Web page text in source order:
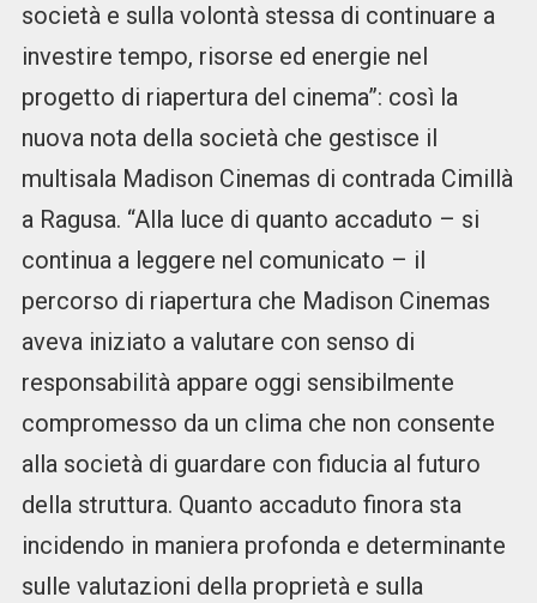
società e sulla volontà stessa di continuare a
investire tempo, risorse ed energie nel
progetto di riapertura del cinema”: così la
nuova nota della società che gestisce il
multisala Madison Cinemas di contrada Cimillà
a Ragusa. “Alla luce di quanto accaduto – si
continua a leggere nel comunicato – il
percorso di riapertura che Madison Cinemas
aveva iniziato a valutare con senso di
responsabilità appare oggi sensibilmente
compromesso da un clima che non consente
alla società di guardare con fiducia al futuro
della struttura. Quanto accaduto finora sta
incidendo in maniera profonda e determinante
sulle valutazioni della proprietà e sulla